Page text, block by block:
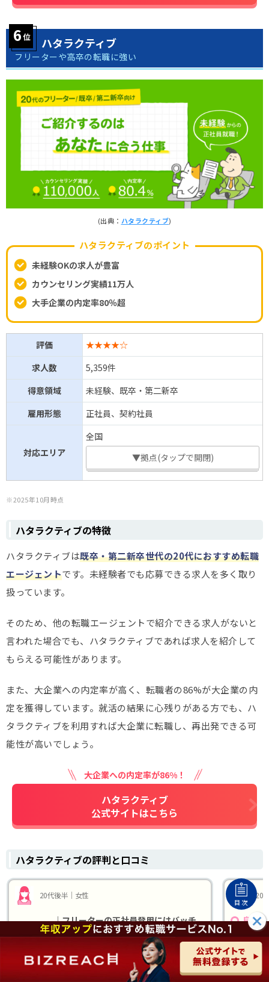
ハタラクティブ
フリーターや高卒の転職に強い
(出典： ハタラクティブ)
ハタラクティブのポイント
未経験OKの求人が豊富
カウンセリング実績11万人
大手企業の内定率80％超
評価
★★★★☆
求人数
5,359件
得意領域
未経験、既卒・第二新卒
雇用形態
正社員、契約社員
対応エリア
全国
▼拠点(タップで開閉)
※2025年10月時点
ハタラクティブの特徴
ハタラクティブは既卒・第二新卒世代の20代におすすめ転職
エージェントです。未経験者でも応募できる求人を多く取り
扱っています。
そのため、他の転職エージェントで紹介できる求人がないと
言われた場合でも、ハタラクティブであれば求人を紹介して
もらえる可能性があります。
また、大企業への内定率が高く、転職者の86%が大企業の内
定を獲得しています。就活の結果に心残りがある方でも、ハ
タラクティブを利用すれば大企業に転職し、再出発できる可
能性が高いでしょう。
大企業への内定率が86%！
ハタラクティブ
公式サイトはこちら
ハタラクティブの評判と口コミ
20代後半｜女性
良い点
｜フリーターの正社員登用にはバッチ
リ！
フリーターの方が正社員を目指すためのサービス。な
ので、フリーターの方の行っている仕事(飲食店のホー
ル、コンビニのレジ打ち、など)から正社員に登用され
20
良い点
担当の方
ました。
姿勢があ
いただき
目次